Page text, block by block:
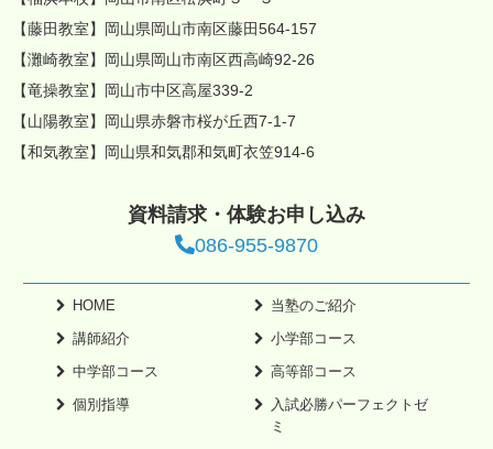
【藤田教室】岡山県岡山市南区藤田564-157
【灘崎教室】岡山県岡山市南区西高崎92-26
【竜操教室】岡山市中区高屋339-2
【山陽教室】岡山県赤磐市桜が丘西7-1-7
【和気教室】岡山県和気郡和気町衣笠914-6
資料請求・体験お申し込み
086-955-9870
HOME
当塾のご紹介
講師紹介
小学部コース
中学部コース
高等部コース
個別指導
入試必勝パーフェクトゼ
ミ